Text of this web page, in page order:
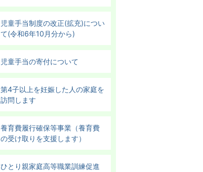
児童手当制度の改正(拡充)につい
て(令和6年10月分から)
児童手当の寄付について
第4子以上を妊娠した人の家庭を
訪問します
養育費履行確保等事業（養育費
の受け取りを支援します）
ひとり親家庭高等職業訓練促進